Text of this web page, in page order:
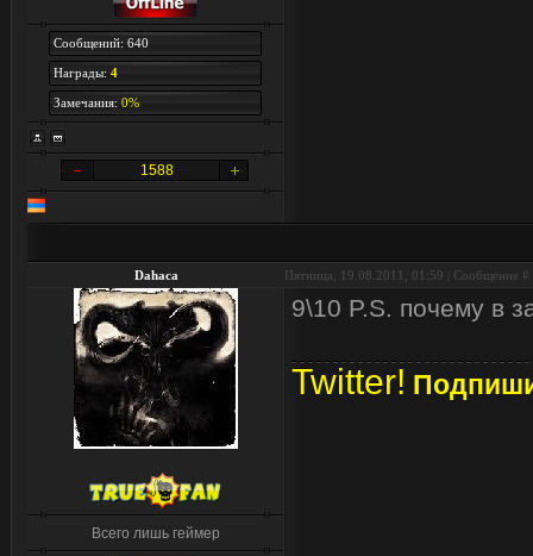
Сообщений: 640
Награды: 4
Замечания: 0%
1588
Dahaca Пятница, 19.08.2011, 01:59 | Сообщение #
Всего лишь геймер
9\10 P.S. почему в
Twitter!